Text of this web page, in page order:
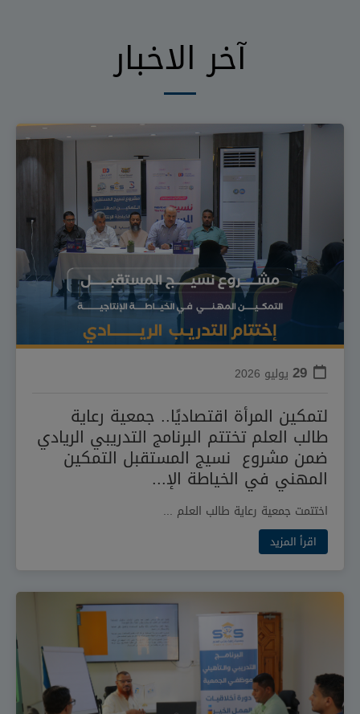
آخر الاخبار
29 يوليو 2026
لتمكين المرأة اقتصاديًا.. جمعية رعاية
طالب العلم تختتم البرنامج التدريبي الريادي
ضمن مشروع نسيج المستقبل التمكين
المهني في الخياطة الإ...
اختتمت جمعية رعاية طالب العلم ...
اقرأ المزيد